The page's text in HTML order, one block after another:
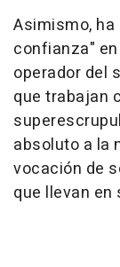
Asimismo,
confianza"
operador del
que trabajan
absoluto a la
vocación de
que llevan en